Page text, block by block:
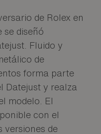
de Rolex en
se diseñó
Fluido y
de
forma parte
Datejust y realza
modelo. El
con el
versiones de